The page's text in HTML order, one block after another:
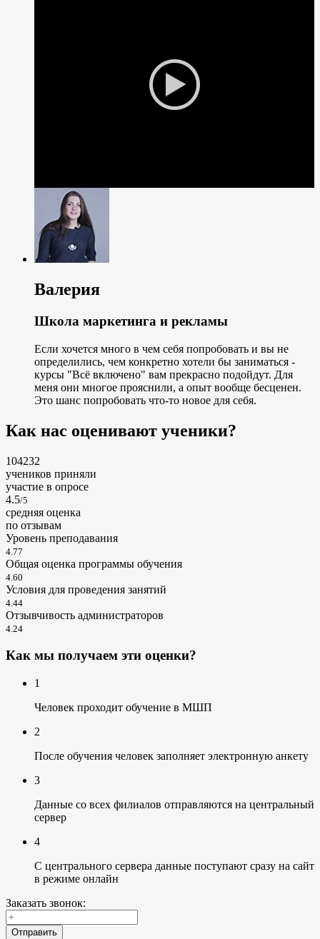
Валерия
Школа маркетинга и рекламы
Если хочется много в чем себя попробовать и вы не
определились, чем конкретно хотели бы заниматься -
курсы "Всё включено" вам прекрасно подойдут. Для
меня они многое прояснили, а опыт вообще бесценен.
Это шанс попробовать что-то новое для себя.
Как нас оценивают ученики?
104232
учеников приняли
участие в опросе
4.5/5
cредняя оценка
по отзывам
Уровень преподавания
4.77
Общая оценка программы обучения
4.60
Условия для проведения занятий
4.44
Отзывчивость администраторов
4.24
Как мы получаем эти оценки?
1
Человек проходит обучение в МШП
2
После обучения человек заполняет электронную анкету
3
Данные со всех филиалов отправляются на центральный
сервер
4
С центрального сервера данные поступают сразу на сайт
в режиме онлайн
Заказать звонок:
Отправить